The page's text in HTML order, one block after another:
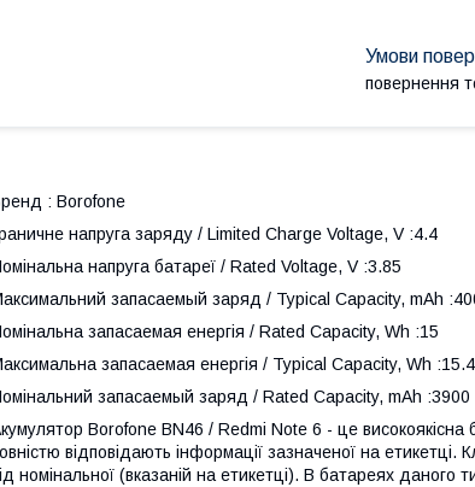
повернення
: Borofone
напруга заряду / Limited Charge Voltage, V :4.4
напруга батареї / Rated Voltage, V :3.85
запасаемый заряд / Typical Capacity, mAh
запасаемая енергія / Rated Capacity, Wh :15
запасаемая енергія / Typical Capacity, Wh :15.4
запасаемый заряд / Rated Capacity, mAh :3900
Borofone BN46 / Redmi Note 6 - це високоякісна
відповідають інформації зазначеної на
номінальної (вказаній на етикетці). В батареях даного